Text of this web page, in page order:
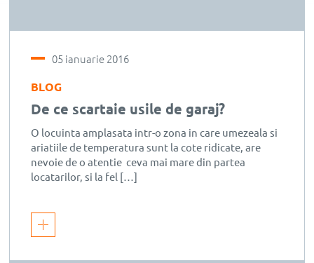
05 ianuarie 2016
BLOG
De ce scartaie usile de garaj?
O locuinta amplasata intr-o zona in care umezeala si
ariatiile de temperatura sunt la cote ridicate, are
nevoie de o atentie ceva mai mare din partea
locatarilor, si la fel […]